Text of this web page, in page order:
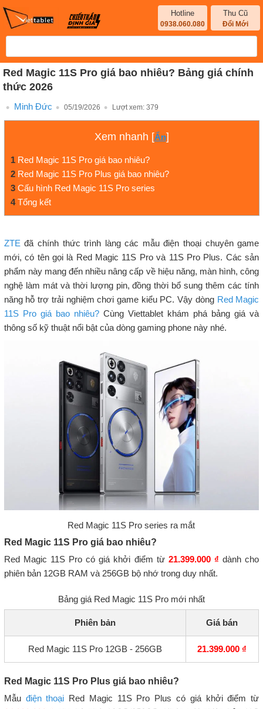
Hotline
0938.060.080
Thu Cũ
Đổi Mới
Red Magic 11S Pro giá bao nhiêu? Bảng giá chính
thức 2026
Minh Đức 05/19/2026 Lượt xem: 379
Xem nhanh [Ẩn]
1 Red Magic 11S Pro giá bao nhiêu?
2 Red Magic 11S Pro Plus giá bao nhiêu?
3 Cấu hình Red Magic 11S Pro series
4 Tổng kết
ZTE đã chính thức trình làng các mẫu điện thoại chuyên game
mới, có tên gọi là Red Magic 11S Pro và 11S Pro Plus. Các sản
phẩm này mang đến nhiều nâng cấp về hiệu năng, màn hình, công
nghệ làm mát và thời lượng pin, đồng thời bổ sung thêm các tính
năng hỗ trợ trải nghiệm chơi game kiểu PC. Vậy dòng Red Magic
11S Pro giá bao nhiêu?Cùng Viettablet khám phá bảng giá và
thông số kỹ thuật nổi bật của dòng gaming phone này nhé.
Red Magic 11S Pro series ra mắt
Red Magic 11S Pro giá bao nhiêu?
Red Magic 11S Pro có giá khởi điểm từ 21.399.000 ₫ dành cho
phiên bản 12GB RAM và 256GB bộ nhớ trong duy nhất.
Bảng giá Red Magic 11S Pro mới nhất
Phiên bản Giá bán
Red Magic 11S Pro 12GB - 256GB 21.399.000 ₫
Red Magic 11S Pro Plus giá bao nhiêu?
Mẫu điện thoại Red Magic 11S Pro Plus có giá khởi điểm từ